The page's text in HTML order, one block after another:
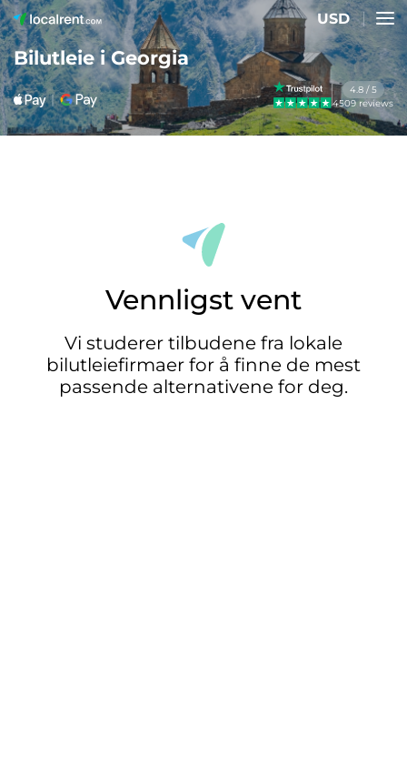
USD
Bilutleie i Georgia
4.8 / 5
4509 reviews
Vennligst vent
Vi studerer tilbudene fra lokale
bilutleiefirmaer for å finne de mest
passende alternativene for deg.